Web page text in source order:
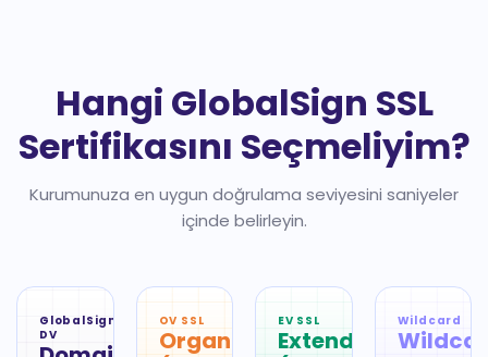
Hangi GlobalSign SSL
Sertifikasını Seçmeliyim?
Kurumunuza en uygun doğrulama seviyesini saniyeler
içinde belirleyin.
GlobalSign
DV
OV SSL
OrganizationSSL
EV SSL
ExtendedSSL
Wildcard